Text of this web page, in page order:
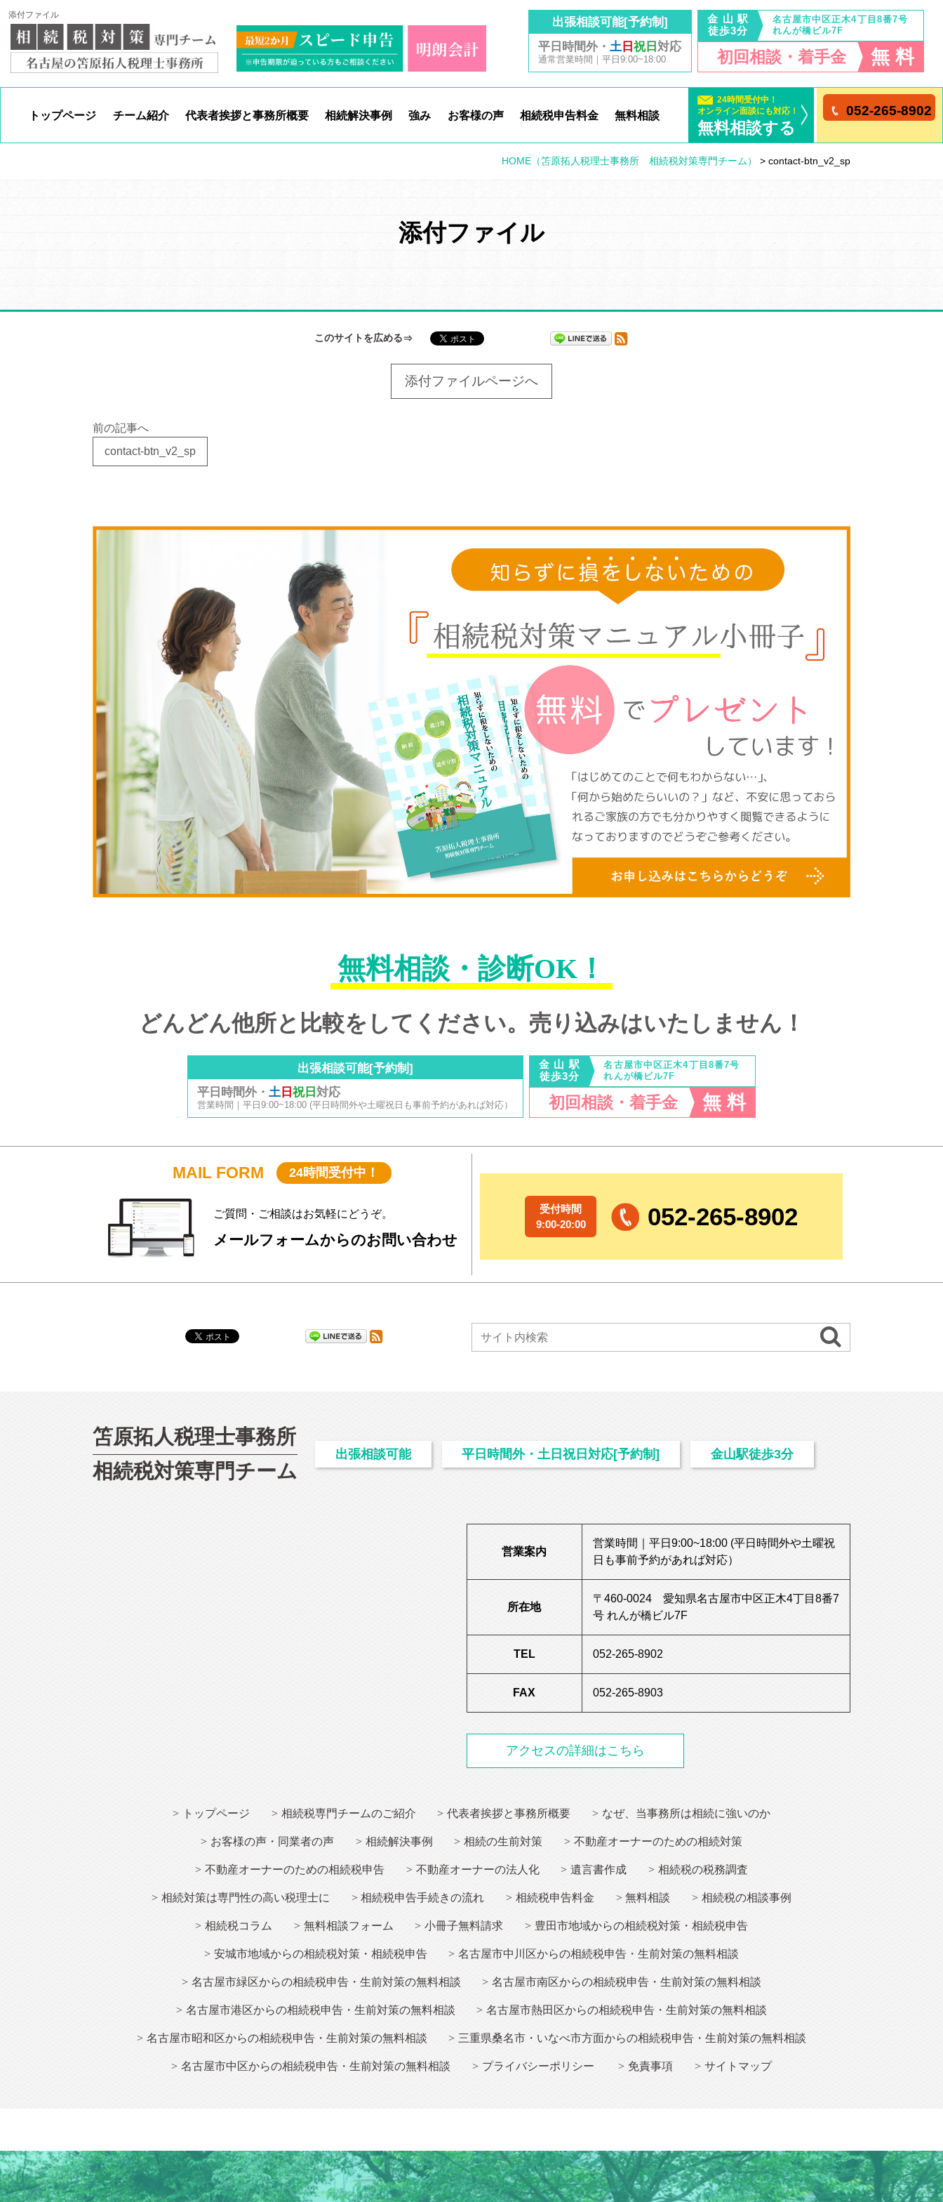
添付ファイル
出張相談可能[予約制]
平日時間外・土 日祝日 対応
通常営業時間｜平日9:00~18:00
金 山 駅
徒歩3分
名古屋市中区正木4丁目8番7号
れんが橋ビル7F
初回相談・着手金 無 料
トップページ チーム紹介 代表者挨拶と事務所概要 相続解決事例 強み お客様の声 相続税申告料金 無料相談
24時間受付中！
オンライン面談にも対応！
無料相談する
052-265-8902
HOME （笘原拓人税理士事務所 相続税対策専門チーム） > contact-btn_v2_sp
添付ファイル
このサイトを広める
添付ファイルページへ
前の記事へ
contact-btn_v2_sp
無料相談・診断OK！
どんどん他所と比較をしてください。 売り込みはいたしません！
出張相談可能[予約制]
平日時間外・土 日祝日 対応
営業時間｜平日9:00~18:00 (平日時間外や土曜祝日も事前予約があれば対応）
金 山 駅
徒歩3分
名古屋市中区正木4丁目8番7号
れんが橋ビル7F
初回相談・着手金 無 料
MAIL FORM 24時間受付中！
ご質問・ご相談はお気軽にどうぞ。
メールフォームからのお問い合わせ
受付時間
9:00-20:00
052-265-8902
笘原拓人税理士事務所
相続税対策専門チーム
出張相談可能 平日時間外・土日祝日対応[予約制] 金山駅徒歩3分
営業案内
営業時間｜平日9:00~18:00 (平日時間外や土曜祝
日も事前予約があれば対応）
所在地
〒460-0024 愛知県名古屋市中区正木4丁目8番7
号 れんが橋ビル7F
TEL 052-265-8902
FAX 052-265-8903
アクセスの詳細はこちら
トップページ 相続税専門チームのご紹介 代表者挨拶と事務所概要 なぜ、当事務所は相続に強いのか
お客様の声・同業者の声 相続解決事例 相続の生前対策 不動産オーナーのための相続対策
不動産オーナーのための相続税申告 不動産オーナーの法人化 遺言書作成 相続税の税務調査
相続対策は専門性の高い税理士に 相続税申告手続きの流れ 相続税申告料金 無料相談 相続税の相談事例
相続税コラム 無料相談フォーム 小冊子無料請求 豊田市地域からの相続税対策・相続税申告
安城市地域からの相続税対策・相続税申告 名古屋市中川区からの相続税申告・生前対策の無料相談
名古屋市緑区からの相続税申告・生前対策の無料相談 名古屋市南区からの相続税申告・生前対策の無料相談
名古屋市港区からの相続税申告・生前対策の無料相談 名古屋市熱田区からの相続税申告・生前対策の無料相談
名古屋市昭和区からの相続税申告・生前対策の無料相談 三重県桑名市・いなべ市方面からの相続税申告・生前対策の無料相談
名古屋市中区からの相続税申告・生前対策の無料相談 プライバシーポリシー 免責事項 サイトマップ